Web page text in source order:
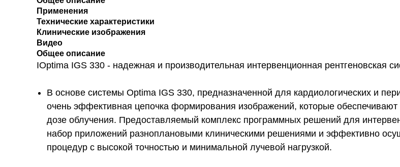
Применения
Технические характеристики
Клинические изображения
Видео
Общее описание
IOptima IGS 330 - надежная и производительная интервенционная рентгеновская
В основе системы Optima IGS 330, предназначенной для кардиологических и
очень эффективная цепочка формирования изображений, которые
дозе облучения. Предоставляемый комплекс программных решений для
набор приложений разноплановыми клиническими решениями и эффективно
процедур с высокой точностью и минимальной лучевой нагрузкой.